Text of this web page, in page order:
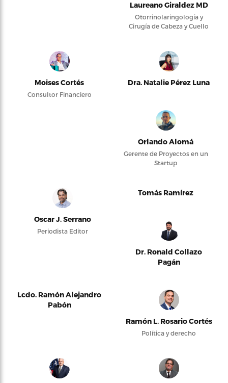
Laureano Giraldez MD
Otorrinolaringología y
Cirugía de Cabeza y Cuello
Moises Cortés
Consultor Financiero
Dra. Natalie Pérez Luna
Orlando Alomá
Gerente de Proyectos en un
Startup
Oscar J. Serrano
Periodista Editor
Tomás Ramírez
Dr. Ronald Collazo
Pagán
Lcdo. Ramón Alejandro
Pabón
Ramón L. Rosario Cortés
Política y derecho